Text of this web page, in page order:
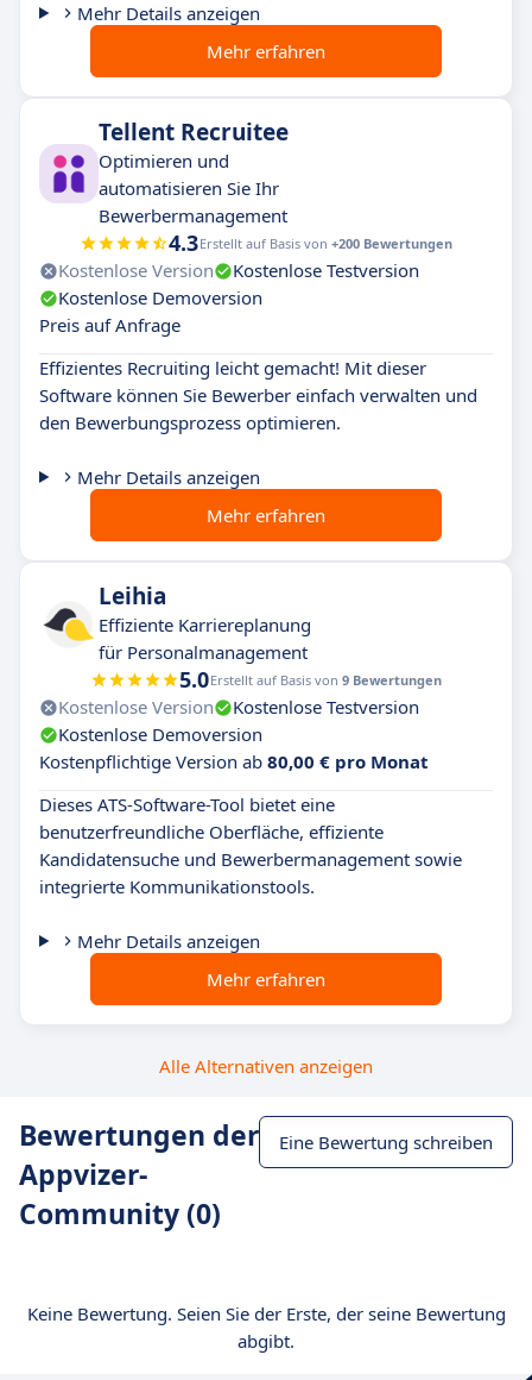
Mehr Details anzeigen
Mehr erfahren
Tellent Recruitee
Optimieren und
automatisieren Sie Ihr
Bewerbermanagement
4.3Erstellt auf Basis von +200 Bewertungen
Kostenlose Version
Kostenlose Testversion
Kostenlose Demoversion
Preis auf Anfrage
Effizientes Recruiting leicht gemacht! Mit dieser
Software können Sie Bewerber einfach verwalten und
den Bewerbungsprozess optimieren.
Mehr Details anzeigen
Mehr erfahren
Leihia
Effiziente Karriereplanung
für Personalmanagement
5.0Erstellt auf Basis von 9 Bewertungen
Kostenlose Version
Kostenlose Testversion
Kostenlose Demoversion
Kostenpflichtige Version ab 80,00 € pro Monat
Dieses ATS-Software-Tool bietet eine
benutzerfreundliche Oberfläche, effiziente
Kandidatensuche und Bewerbermanagement sowie
integrierte Kommunikationstools.
Mehr Details anzeigen
Mehr erfahren
Alle Alternativen anzeigen
Bewertungen der
Appvizer-
Community (0)
Eine Bewertung schreiben
Keine Bewertung. Seien Sie der Erste, der seine Bewertung
abgibt.